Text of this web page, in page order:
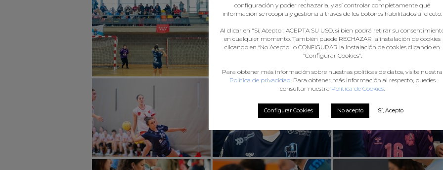
configuración y poder rechazarla, y así controlar completamente qué
información se recopila y gestiona a través de los botones habilitados al efecto.
Al clicar en "Sí, Acepto", ACEPTA SU USO, si bien podrá retirar su
en cualquier momento. También puede RECHAZAR la instalación de cookies
clicando en “No Acepto" o CONFIGURAR la instalación de cookies clicando en
“Configurar Cookies”.
Para obtener más información sobre nuestras políticas de datos, visite nuestra
Política de privacidad. Para obtener más información al respecto, puedes
consultar nuestra Política de Cookies.
Configurar Cookies No acepto Sí, Acepto